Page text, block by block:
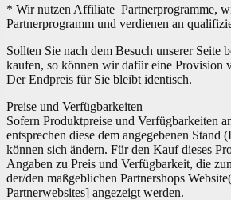
* Wir nutzen Affiliate Partnerprogramme,
Partnerprogramm und verdienen an
Sollten Sie nach dem Besuch unserer Seite
kaufen, so können wir dafür eine Provision
Der Endpreis für Sie bleibt identisch.
Preise und Verfügbarkeiten
Sofern Produktpreise und Verfügbarkeiten
entsprechen diese dem angegebenen Stand
können sich ändern. Für den Kauf dieses
Angaben zu Preis und Verfügbarkeit, die
der/den maßgeblichen Partnershops
Partnerwebsites] angezeigt werden.